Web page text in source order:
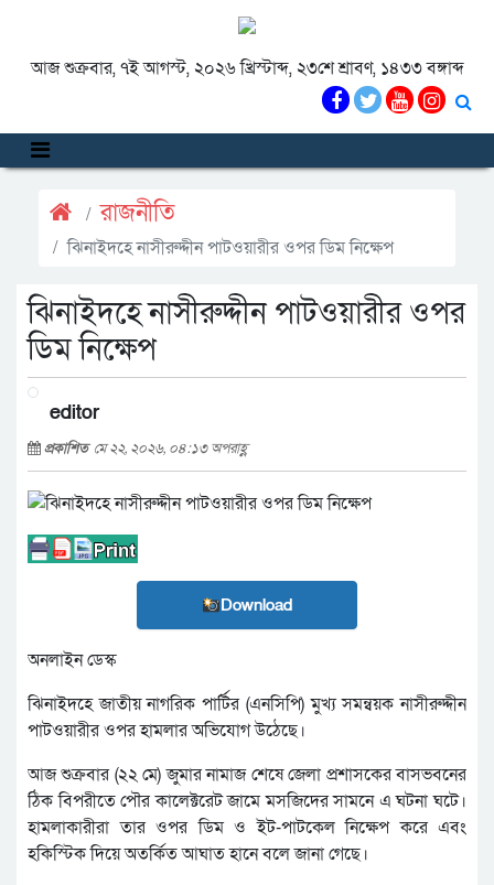
আজ শুক্রবার, ৭ই আগস্ট, ২০২৬ খ্রিস্টাব্দ, ২৩শে শ্রাবণ, ১৪৩৩ বঙ্গাব্দ
রাজনীতি
ঝিনাইদহে নাসীরুদ্দীন পাটওয়ারীর ওপর ডিম নিক্ষেপ
ঝিনাইদহে নাসীরুদ্দীন পাটওয়ারীর ওপর
ডিম নিক্ষেপ
editor
প্রকাশিত মে ২২, ২০২৬, ০৪:১৩ অপরাহ্ণ
Download
অনলাইন ডেস্ক
ঝিনাইদহে জাতীয় নাগরিক পার্টির (এনসিপি) মুখ্য সমন্বয়ক নাসীরুদ্দীন
পাটওয়ারীর ওপর হামলার অভিযোগ উঠেছে।
আজ শুক্রবার (২২ মে) জুমার নামাজ শেষে জেলা প্রশাসকের বাসভবনের
ঠিক বিপরীতে পৌর কালেক্টরেট জামে মসজিদের সামনে এ ঘটনা ঘটে।
হামলাকারীরা তার ওপর ডিম ও ইট-পাটকেল নিক্ষেপ করে এবং
হকিস্টিক দিয়ে অতর্কিত আঘাত হানে বলে জানা গেছে।